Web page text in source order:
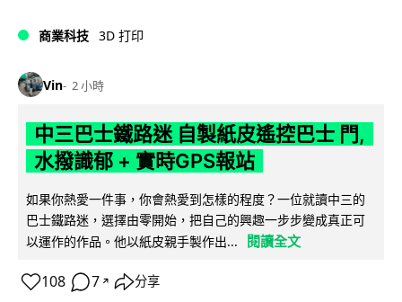
商業科技 3D 打印
Vin 2 小時
中三巴士鐵路迷 自製紙皮遙控巴士 門,
水撥識郁 + 實時GPS報站
如果你熱愛一件事，你會熱愛到怎樣的程度？一位就讀中三的
巴士鐵路迷，選擇由零開始，把自己的興趣一步步變成真正可
以運作的作品。他以紙皮親手製作出...
閱讀全文
108 7 ↗ 分享